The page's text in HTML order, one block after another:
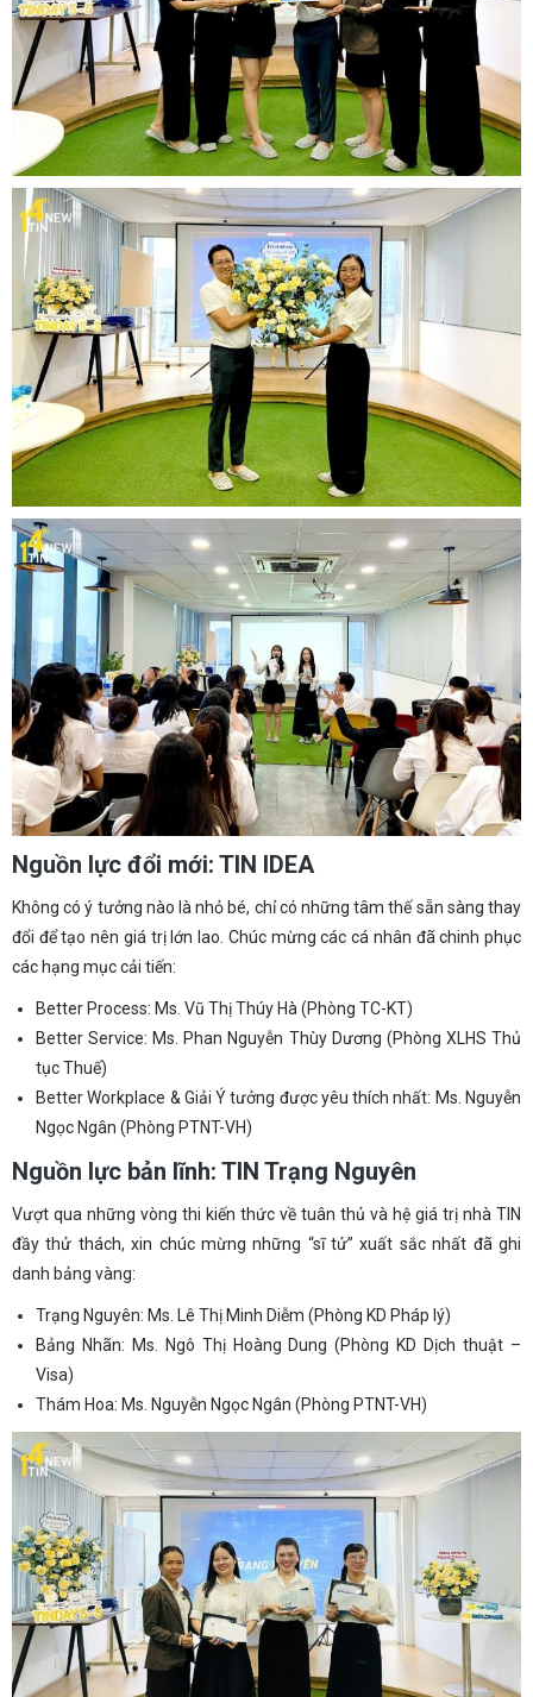
Nguồn lực đổi mới: TIN IDEA
Không có ý tưởng nào là nhỏ bé, chỉ có những tâm thế sẵn sàng thay
đổi để tạo nên giá trị lớn lao. Chúc mừng các cá nhân đã chinh phục
các hạng mục cải tiến:
Better Process: Ms. Vũ Thị Thúy Hà (Phòng TC-KT)
Better Service: Ms. Phan Nguyễn Thùy Dương (Phòng XLHS Thủ
tục Thuế)
Better Workplace & Giải Ý tưởng được yêu thích nhất: Ms. Nguyễn
Ngọc Ngân (Phòng PTNT-VH)
Nguồn lực bản lĩnh: TIN Trạng Nguyên
Vượt qua những vòng thi kiến thức về tuân thủ và hệ giá trị nhà TIN
đầy thử thách, xin chúc mừng những “sĩ tử” xuất sắc nhất đã ghi
danh bảng vàng:
Trạng Nguyên: Ms. Lê Thị Minh Diễm (Phòng KD Pháp lý)
Bảng Nhãn: Ms. Ngô Thị Hoàng Dung (Phòng KD Dịch thuật –
Visa)
Thám Hoa: Ms. Nguyễn Ngọc Ngân (Phòng PTNT-VH)